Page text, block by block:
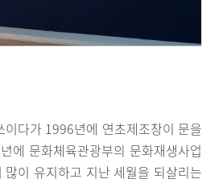
다가 1996년에 연초제조창이 문을
에 문화체육관광부의 문화재생사업
이 유지하고 지난 세월을 되살리는